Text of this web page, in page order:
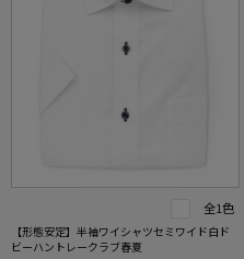
全1色
【形態安定】半袖ワイシャツセミワイド白ド
ビーハントレークラブ春夏